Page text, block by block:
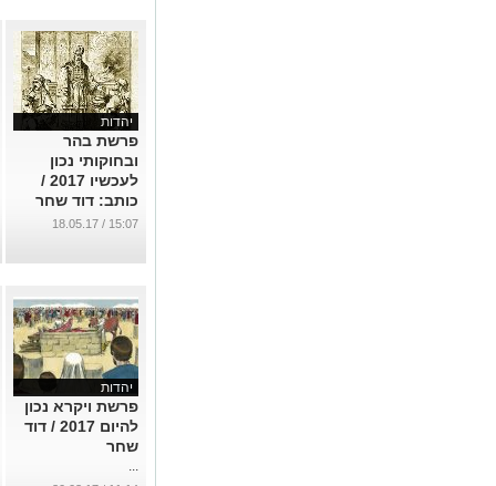
יהדות
פרשת בהר
ובחוקותי נכון
לעכשיו 2017 /
כותב: דוד שחר
...
15:07 / 18.05.17
יהדות
פרשת ויקרא נכון
להיום 2017 / דוד
שחר
...